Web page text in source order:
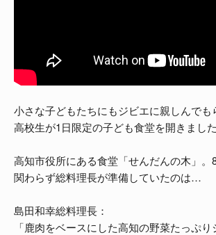
小さな子どもたちにもジビエに親しんで
高校生が1日限定の子ども食堂を開きました
高知市役所にある食堂「せんだんの木」。
関わらず総料理長が準備していたのは…
島田和幸総料理長：
「鹿肉をベースにした高知の野菜たっぷり